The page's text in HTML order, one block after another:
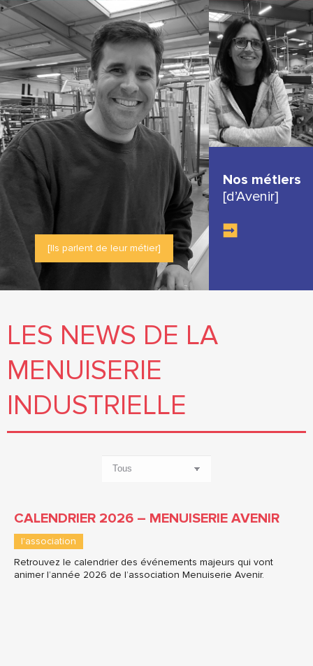
[Ils parlent de leur métier]
Nos métiers
[d’Avenir]
LES NEWS DE LA
MENUISERIE
INDUSTRIELLE
CALENDRIER 2026 – MENUISERIE AVENIR
l'association
Retrouvez le calendrier des événements majeurs qui vont
animer l’année 2026 de l’association Menuiserie Avenir.